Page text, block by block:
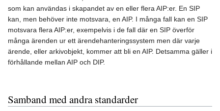
som kan användas i skapandet av en eller flera AIP:er. En SIP
kan, men behöver inte motsvara, en AIP. I många fall kan en SIP
motsvara flera AIP:er, exempelvis i de fall där en SIP överför
många ärenden ur ett ärendehanteringssystem men där varje
ärende, eller arkivobjekt, kommer att bli en AIP. Detsamma gäller i
förhållande mellan AIP och DIP.
Samband med andra standarder